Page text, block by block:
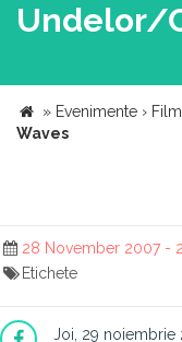
Undelor/
» Evenimente › Film
Waves
28 November 2007 -
Etichete
Joi, 29 noiembrie